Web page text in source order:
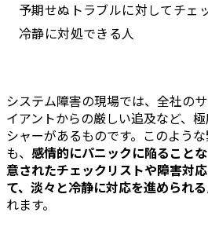
予期せぬトラブルに対してチェ
冷静に対処できる人
システム障害の現場では、全社の
イアントからの厳しい追及など、
シャーがあるものです。このよう
も、 感情的にパニックに陥ること
意されたチェックリストや障害対
て、淡々と冷静に対応を進められ
れます。